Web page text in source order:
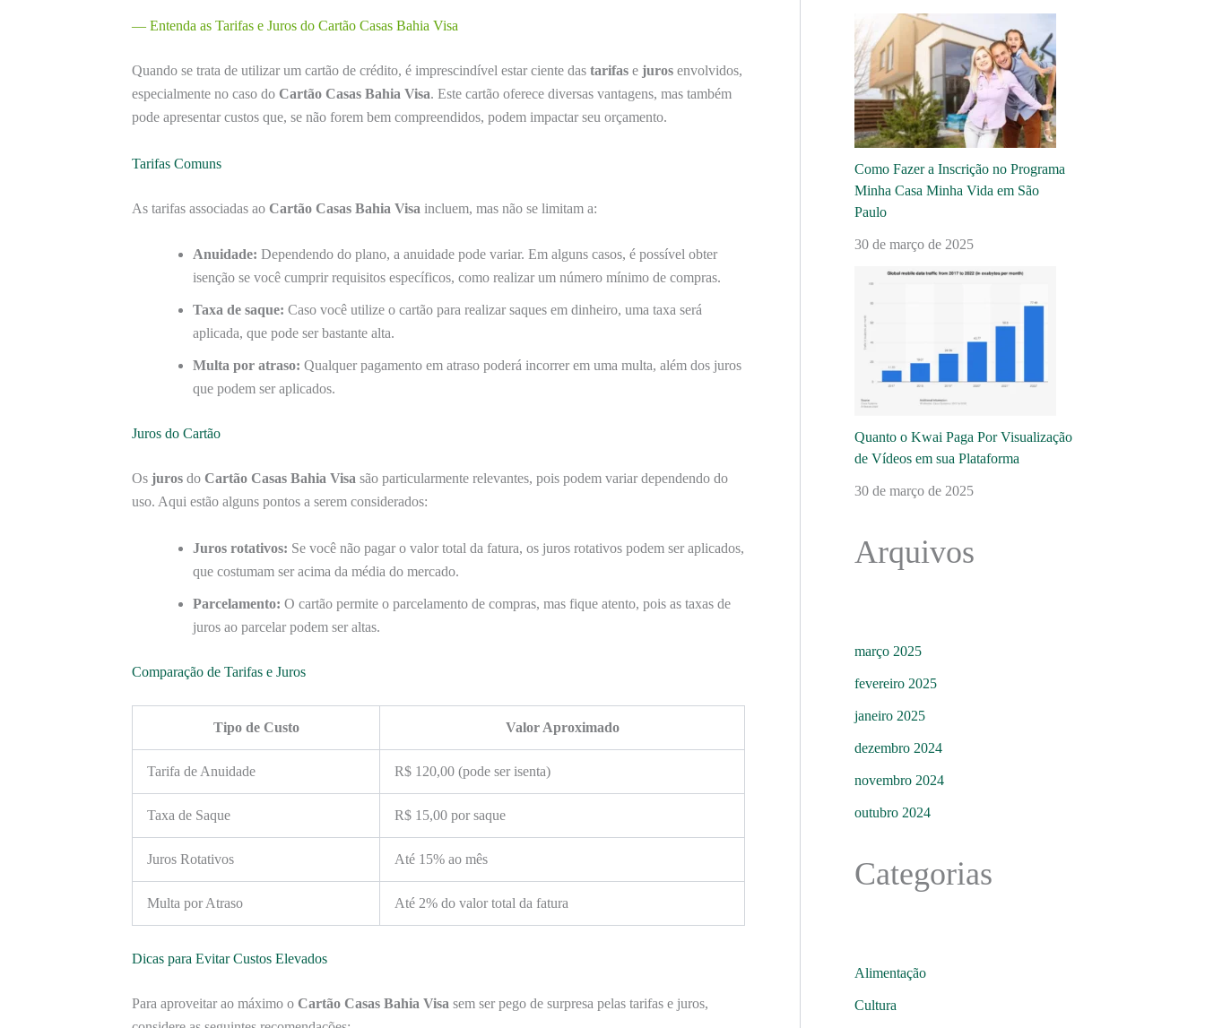
— Entenda as Tarifas e Juros do Cartão Casas Bahia Visa
Quando se trata de utilizar um cartão de crédito, é imprescindível estar ciente das tarifas e juros envolvidos,
especialmente no caso do Cartão Casas Bahia Visa. Este cartão oferece diversas vantagens, mas também
pode apresentar custos que, se não forem bem compreendidos, podem impactar seu orçamento.
Tarifas Comuns
As tarifas associadas ao Cartão Casas Bahia Visa incluem, mas não se limitam a:
Anuidade: Dependendo do plano, a anuidade pode variar. Em alguns casos, é possível obter
isenção se você cumprir requisitos específicos, como realizar um número mínimo de compras.
Taxa de saque: Caso você utilize o cartão para realizar saques em dinheiro, uma taxa será
aplicada, que pode ser bastante alta.
Multa por atraso: Qualquer pagamento em atraso poderá incorrer em uma multa, além dos juros
que podem ser aplicados.
Juros do Cartão
Os juros do Cartão Casas Bahia Visa são particularmente relevantes, pois podem variar dependendo do
uso. Aqui estão alguns pontos a serem considerados:
Juros rotativos: Se você não pagar o valor total da fatura, os juros rotativos podem ser aplicados,
que costumam ser acima da média do mercado.
Parcelamento: O cartão permite o parcelamento de compras, mas fique atento, pois as taxas de
juros ao parcelar podem ser altas.
Comparação de Tarifas e Juros
Tipo de Custo Valor Aproximado
Tarifa de Anuidade R$ 120,00 (pode ser isenta)
Taxa de Saque R$ 15,00 por saque
Juros Rotativos Até 15% ao mês
Multa por Atraso Até 2% do valor total da fatura
Dicas para Evitar Custos Elevados
Para aproveitar ao máximo o Cartão Casas Bahia Visa sem ser pego de surpresa pelas tarifas e juros,
Como Fazer a Inscrição no Programa
Minha Casa Minha Vida em São
Paulo
30 de março de 2025
Quanto o Kwai Paga Por Visualização
de Vídeos em sua Plataforma
30 de março de 2025
Arquivos
março 2025
fevereiro 2025
janeiro 2025
dezembro 2024
novembro 2024
outubro 2024
Categorias
Alimentação
Cultura